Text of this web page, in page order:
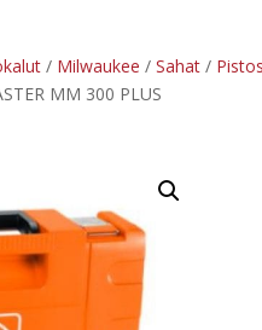
/ Milwaukee / Sahat/
MM 300 PLUS